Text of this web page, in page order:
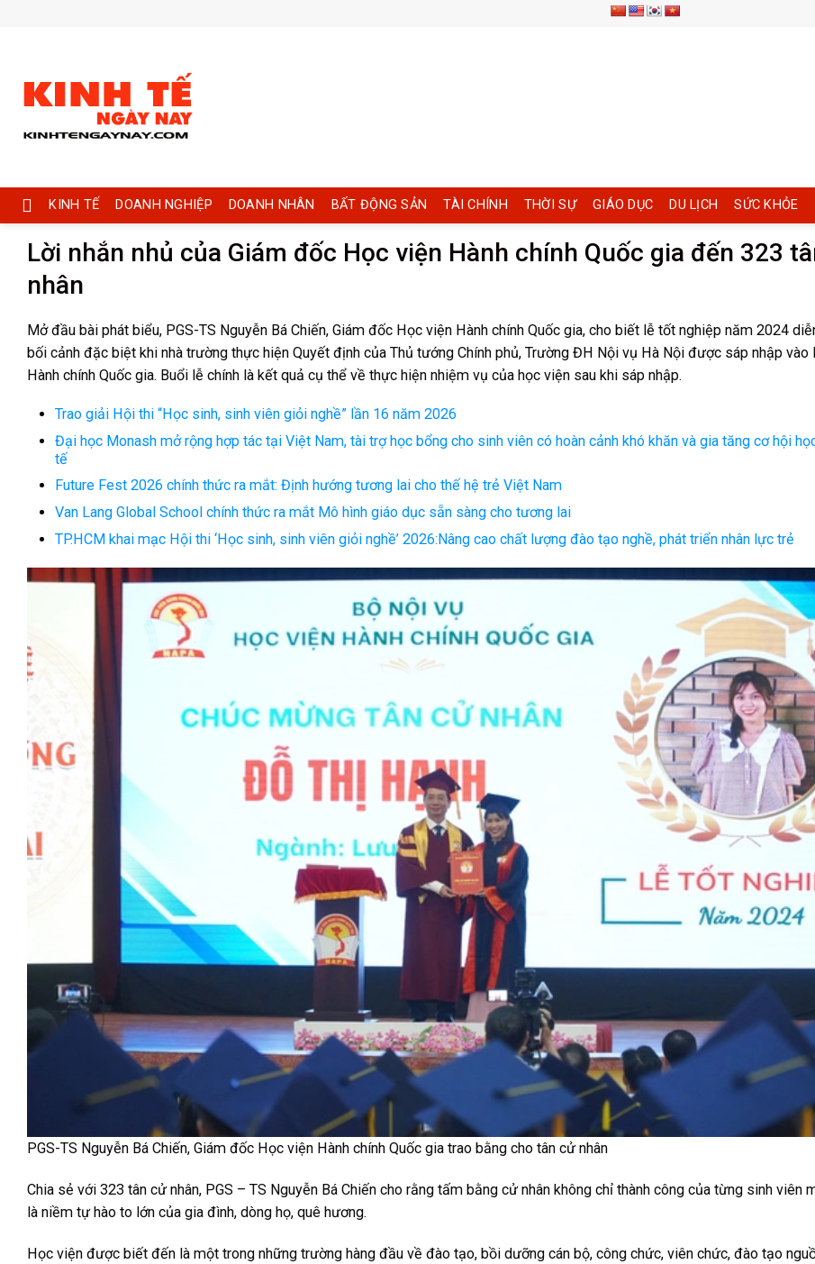
KINH TẾ DOANH NGHIỆP DOANH NHÂN BẤT ĐỘNG SẢN TÀI CHÍNH THỜI SỰ GIÁO DỤC DU LỊCH SỨC KHỎE
Lời nhắn nhủ của Giám đốc Học viện Hành chính Quốc gia đến 323
nhân
Mở đầu bài phát biểu, PGS-TS Nguyễn Bá Chiến, Giám đốc Học viện Hành chính Quốc gia, cho biết lễ tốt nghiệp năm 2024
bối cảnh đặc biệt khi nhà trường thực hiện Quyết định của Thủ tướng Chính phủ, Trường ĐH Nội vụ Hà Nội được sáp nhập vào
Hành chính Quốc gia. Buổi lễ chính là kết quả cụ thể về thực hiện nhiệm vụ của học viện sau khi sáp nhập.
Trao giải Hội thi “Học sinh, sinh viên giỏi nghề” lần 16 năm 2026
Đại học Monash mở rộng hợp tác tại Việt Nam, tài trợ học bổng cho sinh viên có hoàn cảnh khó khăn và gia tăng cơ hội
tế
Future Fest 2026 chính thức ra mắt: Định hướng tương lai cho thế hệ trẻ Việt Nam
Van Lang Global School chính thức ra mắt Mô hình giáo dục sẵn sàng cho tương lai
TP.HCM khai mạc Hội thi ‘Học sinh, sinh viên giỏi nghề’ 2026:Nâng cao chất lượng đào tạo nghề, phát triển nhân lực trẻ
PGS-TS Nguyễn Bá Chiến, Giám đốc Học viện Hành chính Quốc gia trao bằng cho tân cử nhân
Chia sẻ với 323 tân cử nhân, PGS – TS Nguyễn Bá Chiến cho rằng tấm bằng cử nhân không chỉ thành công của từng sinh viên
là niềm tự hào to lớn của gia đình, dòng họ, quê hương.
Học viện được biết đến là một trong những trường hàng đầu về đào tạo, bồi dưỡng cán bộ, công chức, viên chức, đào tạo